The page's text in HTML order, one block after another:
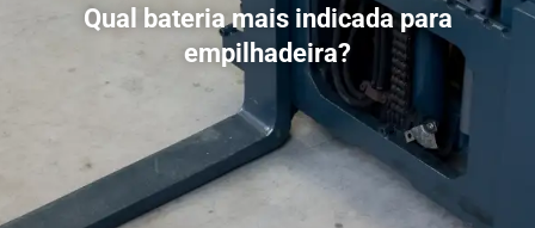
Qual bateria mais indicada para
empilhadeira?